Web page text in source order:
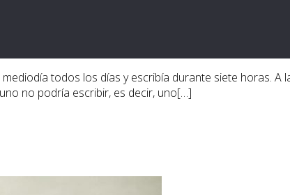
todos los días y escribía durante siete horas.
no podría escribir, es decir, uno[…]